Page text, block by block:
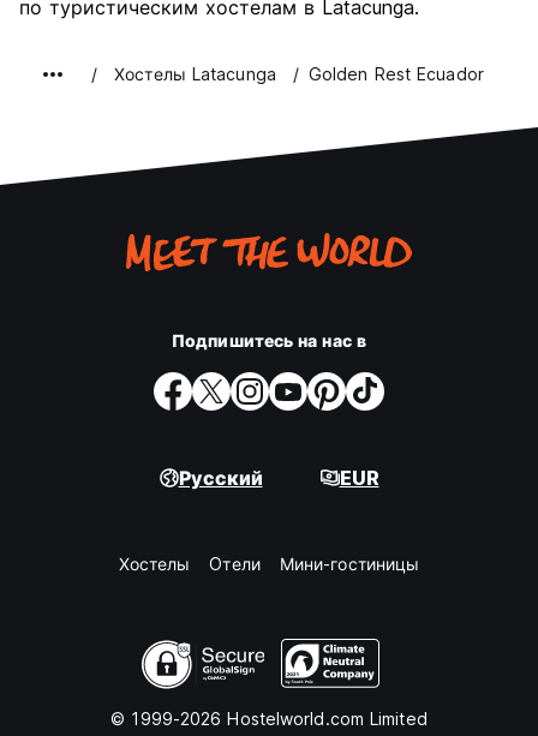
по туристическим хостелам в Latacunga.
Хостелы Latacunga Golden Rest Ecuador
Подпишитесь на нас в
Русский EUR
Хостелы Oтели Мини-гостиницы
© 1999-2026 Hostelworld.com Limited